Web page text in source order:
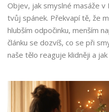
Objev, jak smyslné masáže
tvůj spánek. Překvapí tě, že
hlubším odpočinku, menším
článku se dozvíš, co se při
naše tělo reaguje klidněji a
masáže na spánek ještě
v posteli nebo máš “hlavu